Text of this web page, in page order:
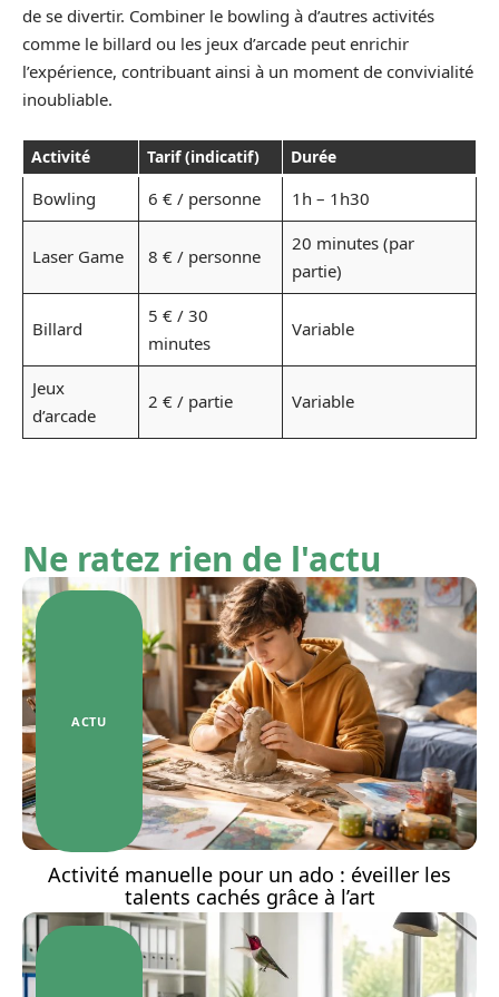
de se divertir. Combiner le bowling à d’autres activités
comme le billard ou les jeux d’arcade peut enrichir
l’expérience, contribuant ainsi à un moment de convivialité
inoubliable.
Activité Tarif (indicatif) Durée
Bowling 6 € / personne 1h – 1h30
Laser Game 8 € / personne
20 minutes (par
partie)
Billard
5 € / 30
minutes
Variable
Jeux
d’arcade
2 € / partie Variable
Ne ratez rien de l'actu
ACTU
Activité manuelle pour un ado : éveiller les
talents cachés grâce à l’art